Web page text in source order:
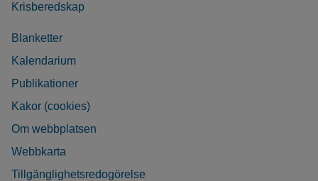
Krisberedskap
Blanketter
Kalendarium
Publikationer
Kakor (cookies)
Om webbplatsen
Webbkarta
Tillgänglighetsredogörelse